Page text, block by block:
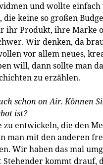
und wollte
keine so großen
ihr Produkt, ihre Marke
Wir denken, da
vor allem neues,
will, dann sollte man
zu erzählen.
schon on Air. Können
ist?
zu entwickeln, die den
man mit den anderen
Wir haben das mal
kommt drauf,